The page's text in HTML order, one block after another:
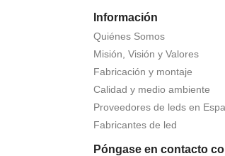
Información
Quiénes Somos
Misión, Visión y Valores
Fabricación y montaje
Calidad y medio ambiente
Proveedores de leds en
Fabricantes de led
Póngase en contacto